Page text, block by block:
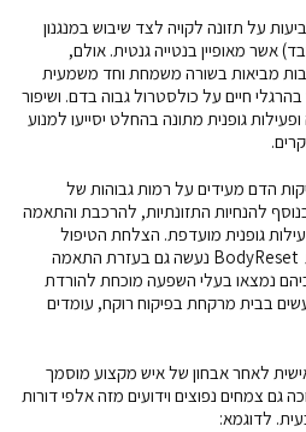
על תזונה לקויה לצד שיבוש במנגנון
אשר מאופיין בנטייה גנטית. אולם,
רבות מביאות בשורה משמחת וחד משמעית
חיים על כולסטרול גבוה בדם. ושיפור
גופנית מתונה בהחלט יסייעו למנוע
הדם מעידים על רמות גבוהות של
להנחיות התזונתיות, להרכבת והתאמה
גופנית מועדפת. הצלחת הטיפול
הטבעי להורדת כולסטרול בשיטת BodyReset נעשה גם בעזרת התאמה
נמצאו בעלי השפעה מוכחת להורדת
בבית מרקחת בפיקוח רוקח, עומדים
לאחר אבחון של איש מקצוע מוסמך
גם צמחים נפוצים וידועים מזה אלפי דורות
לדוגמא: